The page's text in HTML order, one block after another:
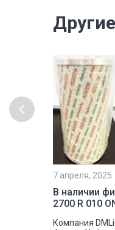
7 апреля, 2025
В наличии
2700 R 010
Компания